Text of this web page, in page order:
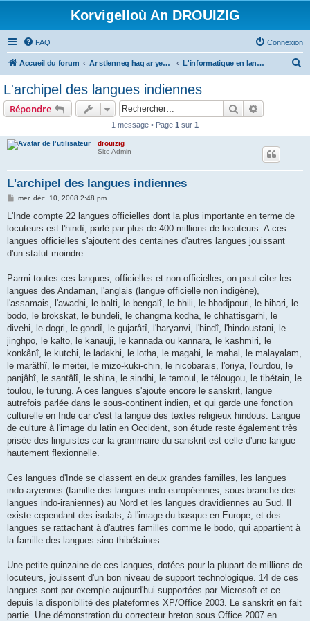
Korvigelloù An DROUIZIG
FAQ Connexion
Accueil du forum Ar stlenneg hag ar yezhoù bihan er bed a-bezh L'informatique en langues régionales et minoritaires
L'archipel des langues indiennes
Répondre Rechercher
1 message • Page 1 sur 1
drouizig
Site Admin
L'archipel des langues indiennes
M
s
a
g
mer. déc. 10, 2008 2:48 pm
L'Inde compte 22 langues officielles dont la plus importante en terme de
locuteurs est l'hindî, parlé par plus de 400 millions de locuteurs. A ces
langues officielles s'ajoutent des centaines d'autres langues jouissant
d'un statut moindre.
Parmi toutes ces langues, officielles et non-officielles, on peut citer les
langues des Andaman, l'anglais (langue officielle non indigène),
l'assamais, l'awadhi, le balti, le bengalî, le bhili, le bhodjpouri, le bihari, le
bodo, le brokskat, le bundeli, le changma kodha, le chhattisgarhi, le
divehi, le dogri, le gondî, le gujarâtî, l'haryanvi, l'hindî, l'hindoustani, le
jinghpo, le kalto, le kanauji, le kannada ou kannara, le kashmiri, le
konkânî, le kutchi, le ladakhi, le lotha, le magahi, le mahal, le malayalam,
le marâthî, le meitei, le mizo-kuki-chin, le nicobarais, l'oriya, l'ourdou, le
panjâbî, le santâlî, le shina, le sindhi, le tamoul, le télougou, le tibétain, le
toulou, le turung. A ces langues s'ajoute encore le sanskrit, langue
autrefois parlée dans le sous-continent indien, et qui garde une fonction
culturelle en Inde car c'est la langue des textes religieux hindous. Langue
de culture à l'image du latin en Occident, son étude reste également très
prisée des linguistes car la grammaire du sanskrit est celle d'une langue
hautement flexionnelle.
Ces langues d'Inde se classent en deux grandes familles, les langues
indo-aryennes (famille des langues indo-européennes, sous branche des
langues indo-iraniennes) au Nord et les langues dravidiennes au Sud. Il
existe cependant des isolats, à l'image du basque en Europe, et des
langues se rattachant à d'autres familles comme le bodo, qui appartient à
la famille des langues sino-thibétaines.
Une petite quinzaine de ces langues, dotées pour la plupart de millions de
locuteurs, jouissent d'un bon niveau de support technologique. 14 de ces
langues sont par exemple aujourd'hui supportées par Microsoft et ce
depuis la disponibilité des plateformes XP/Office 2003. Le sanskrit en fait
partie. Une démonstration du correcteur breton sous Office 2007 en